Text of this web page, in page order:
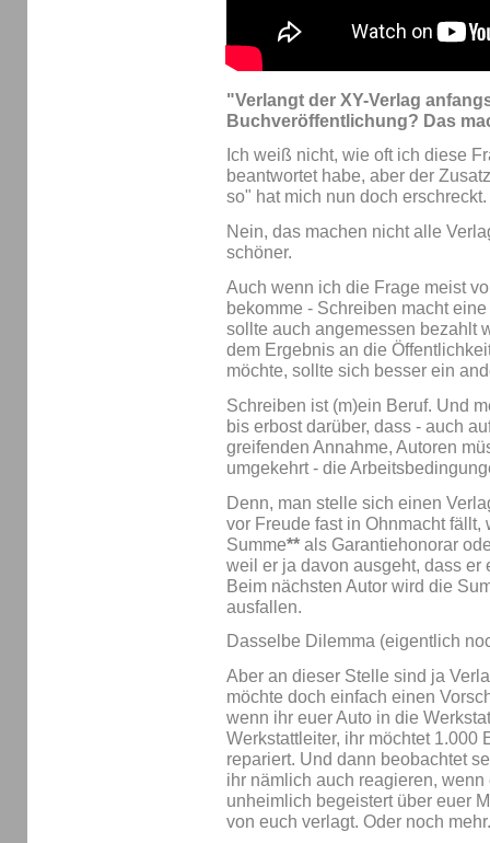
"Verlangt der XY-Verlag
Buchveröffentlichung? Das
Ich weiß nicht, wie oft ich diese
beantwortet habe, aber der
so" hat mich nun doch erschreckt.
Nein, das machen nicht alle
schöner.
Auch wenn ich die Frage meist
bekomme - Schreiben macht
sollte auch angemessen bezahlt
dem Ergebnis an die
möchte, sollte sich besser ein
Schreiben ist (m)ein Beruf. Und
bis erbost darüber, dass - auch
greifenden Annahme, Autoren
umgekehrt - die
Denn, man stelle sich einen
vor Freude fast in Ohnmacht
Summe** als Garantiehonorar
weil er ja davon ausgeht, dass
Beim nächsten Autor wird die
ausfallen.
Dasselbe Dilemma (eigentlich
Aber an dieser Stelle sind ja
möchte doch einfach einen
wenn ihr euer Auto in die
Werkstattleiter, ihr möchtet 1.000
repariert. Und dann beobachtet
ihr nämlich auch reagieren,
unheimlich begeistert über euer
von euch verlagt. Oder noch mehr.